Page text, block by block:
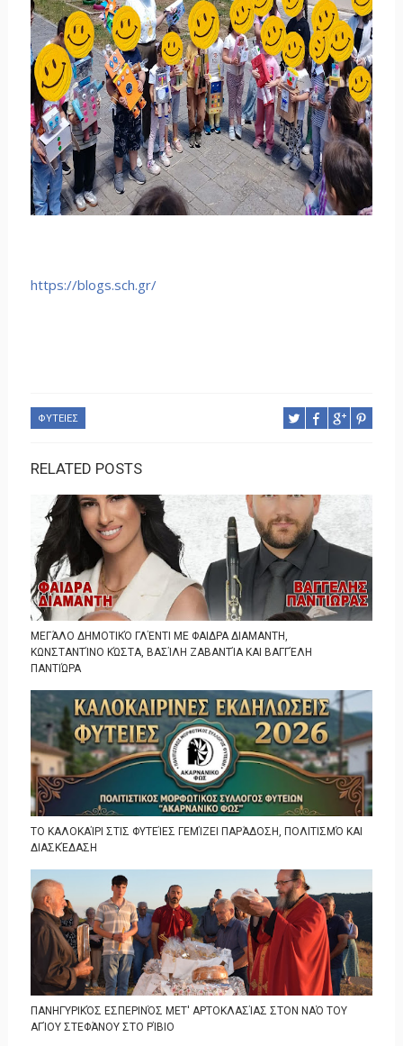
https://blogs.sch.gr/
ΦΥΤΕΙΕΣ
RELATED POSTS
ΜΕΓΆΛΟ ΔΗΜΟΤΙΚΌ ΓΛΈΝΤΙ ΜΕ ΦΑΙΔΡΑ ΔΙΑΜΑΝΤΗ,
ΚΩΝΣΤΑΝΤΊΝΟ ΚΏΣΤΑ, ΒΑΣΊΛΗ ΖΑΒΑΝΤΊΑ ΚΑΙ ΒΑΓΓΈΛΗ
ΠΑΝΤΙΏΡΑ
ΤΟ ΚΑΛΟΚΑΊΡΙ ΣΤΙΣ ΦΥΤΕΊΕΣ ΓΕΜΊΖΕΙ ΠΑΡΆΔΟΣΗ, ΠΟΛΙΤΙΣΜΌ ΚΑΙ
ΔΙΑΣΚΈΔΑΣΗ
ΠΑΝΗΓΥΡΙΚΌΣ ΕΣΠΕΡΙΝΌΣ ΜΕΤ' ΑΡΤΟΚΛΑΣΊΑΣ ΣΤΟΝ ΝΑΌ ΤΟΥ
ΑΓΊΟΥ ΣΤΕΦΆΝΟΥ ΣΤΟ ΡΊΒΙΟ